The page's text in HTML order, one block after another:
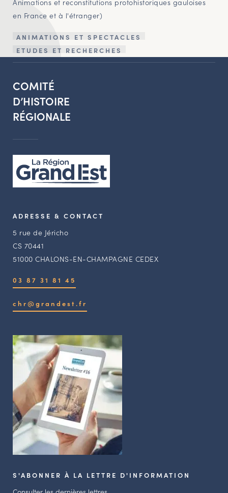
en France et à l'étranger)
ANIMATIONS ET SPECTACLES
ETUDES ET RECHERCHES
COMITÉ
D’HISTOIRE
RÉGIONALE
ADRESSE & CONTACT
5 rue de Jéricho
CS 70441
51000 CHALONS-EN-CHAMPAGNE CEDEX
03 87 31 81 45
chr@grandest.fr
S'ABONNER À LA LETTRE D'INFORMATION